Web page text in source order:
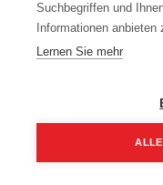
700 mm, gelocht,
23,06€ 30,74€
Suchbegriffen und
Informationen anbieten
Lernen Sie mehr
ALLE